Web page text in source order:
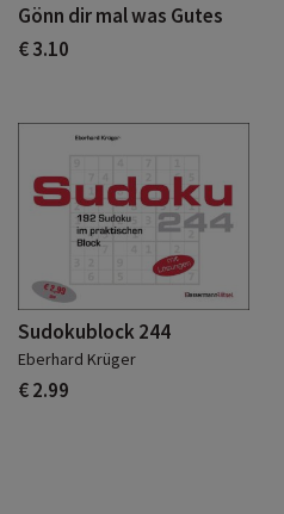
Gönn dir mal was Gutes
€ 3.10
Sudokublock 244
Eberhard Krüger
€ 2.99